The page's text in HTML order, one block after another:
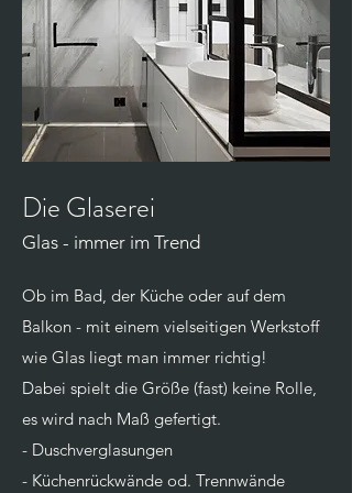
Die Glaserei
Glas - immer im Trend
Ob im Bad, der Küche oder auf dem
Balkon - mit einem vielseitigen Werkstoff
wie Glas liegt man immer richtig!
Dabei spielt die Größe (fast) keine Rolle,
es wird nach Maß gefertigt.
- Duschverglasungen
- Küchenrückwände od. Trennwände